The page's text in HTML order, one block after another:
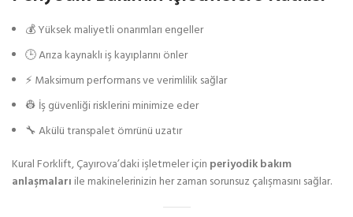
💰 Yüksek maliyetli onarımları engeller
🕒 Arıza kaynaklı iş kayıplarını önler
⚡ Maksimum performans ve verimlilik sağlar
👷 İş güvenliği risklerini minimize eder
🔧 Akülü transpalet ömrünü uzatır
Kural Forklift, Çayırova’daki işletmeler için periyodik bakım
anlaşmaları ile makinelerinizin her zaman sorunsuz çalışmasını sağlar.